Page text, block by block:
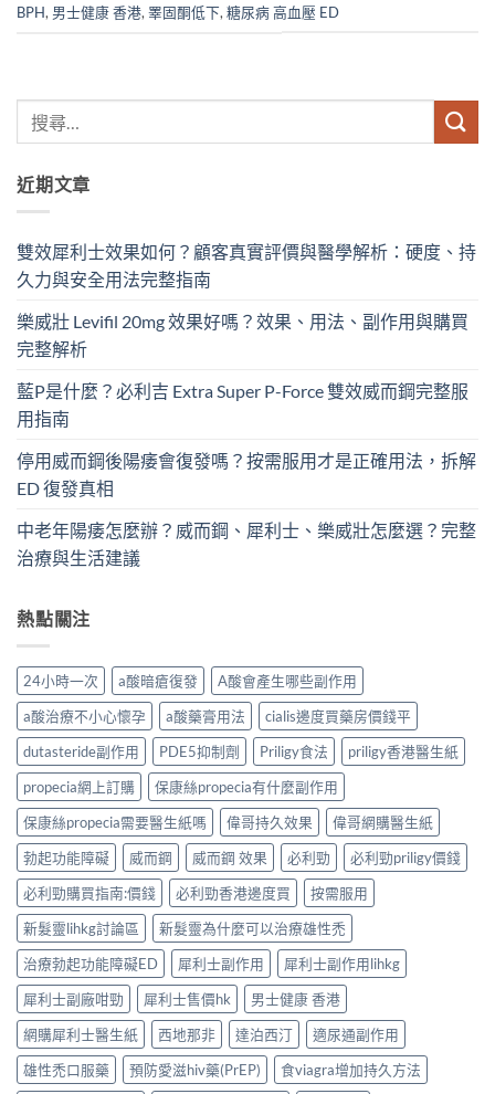
BPH, 男士健康 香港, 睪固酮低下, 糖尿病 高血壓 ED
近期文章
雙效犀利士效果如何？顧客真實評價與醫學解析：硬度、持
久力與安全用法完整指南
樂威壯 Levifil 20mg 效果好嗎？效果、用法、副作用與購買
完整解析
藍P是什麼？必利吉 Extra Super P-Force​ 雙效威而鋼完整服
用指南
停用威而鋼後陽痿會復發嗎？按需服用才是正確用法，拆解
ED 復發真相
中老年陽痿怎麼辦？威而鋼、犀利士、樂威壯怎麼選？完整
治療與生活建議
熱點關注
24小時一次 a酸暗瘡復發
A酸會產生哪些副作用
a酸治療不小心懷孕
a酸藥膏用法
cialis邊度買藥房價錢平
dutasteride副作用
PDE5抑制劑 Priligy食法
priligy香港醫生紙
propecia網上訂購
保康絲propecia有什麼副作用
保康絲propecia需要醫生紙嗎
偉哥持久效果
偉哥網購醫生紙
勃起功能障礙
威而鋼 威而鋼 效果 必利勁
必利勁priligy價錢
必利勁購買指南:價錢
必利勁香港邊度買
按需服用
新髮靈lihkg討論區
新髮靈為什麼可以治療雄性禿
治療勃起功能障礙ED
犀利士副作用
犀利士副作用lihkg
犀利士副廠咁勁
犀利士售價hk
男士健康 香港
網購犀利士醫生紙
西地那非 達泊西汀
適尿通副作用
雄性禿口服藥
預防愛滋hiv藥(PrEP) 食viagra增加持久方法